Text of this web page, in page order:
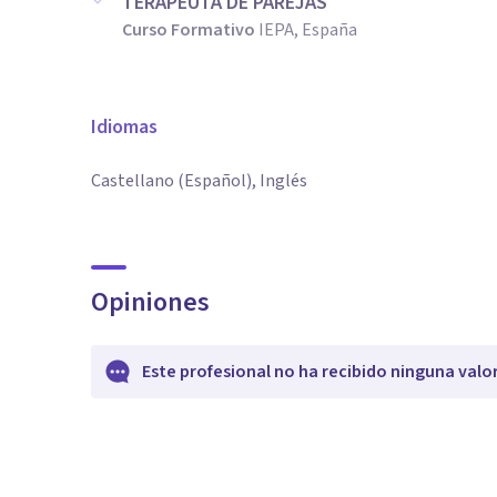
Curso Formativo IEPA, España
Idiomas
Castellano (Español), Inglés
Opiniones
Este profesional no ha recibido ninguna